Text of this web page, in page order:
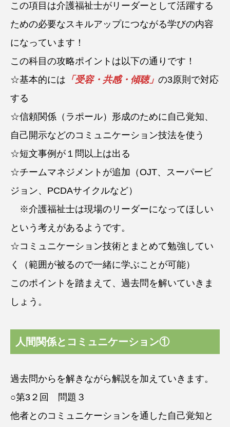
この項目は介護福祉士がリーダーとして活躍する
ための必要なスキルアップにつながる学びの内容
になっています！
この科目の攻略ポイントは以下の通りです！
☆基本的には 「受容・共感・傾聴」 の3原則で対応
する
☆信頼関係（ラポール）形成のために自己覚知、
自己開示などのコミュニケーション技法を使う
☆短文事例が１問以上は出る
☆チームマネジメントが追加（OJT、スーパービ
ジョン、PCDAサイクルなど）
※介護福祉士は現場のリーダーになってほしい
という考えがあるようです。
☆コミュニケーション技術とまとめて勉強してい
く（範囲が被るので一緒に学ぶことが可能）
このポイントを踏まえて、過去問を解いていきま
しょう。
人間関係とコミュニケーション①
過去問からを解きながら解説を加えていきます。
○第3２回 問題３
他者とのコミュニケーションを通した自己覚知と